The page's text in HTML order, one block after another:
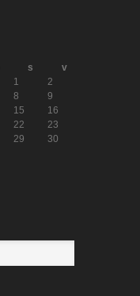
s
v
1
2
8
9
15
16
22
23
29
30